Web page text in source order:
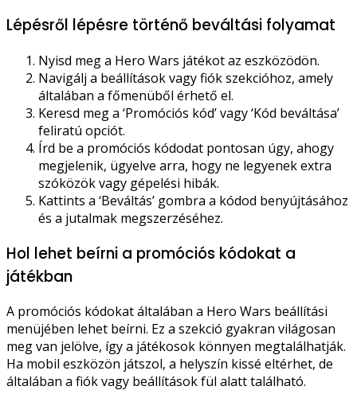
Lépésről lépésre történő beváltási folyamat
Nyisd meg a Hero Wars játékot az eszközödön.
Navigálj a beállítások vagy fiók szekcióhoz, amely
általában a főmenüből érhető el.
Keresd meg a ‘Promóciós kód’ vagy ‘Kód beváltása’
feliratú opciót.
Írd be a promóciós kódodat pontosan úgy, ahogy
megjelenik, ügyelve arra, hogy ne legyenek extra
szóközök vagy gépelési hibák.
Kattints a ‘Beváltás’ gombra a kódod benyújtásához
és a jutalmak megszerzéséhez.
Hol lehet beírni a promóciós kódokat a
játékban
A promóciós kódokat általában a Hero Wars beállítási
menüjében lehet beírni. Ez a szekció gyakran világosan
meg van jelölve, így a játékosok könnyen megtalálhatják.
Ha mobil eszközön játszol, a helyszín kissé eltérhet, de
általában a fiók vagy beállítások fül alatt található.